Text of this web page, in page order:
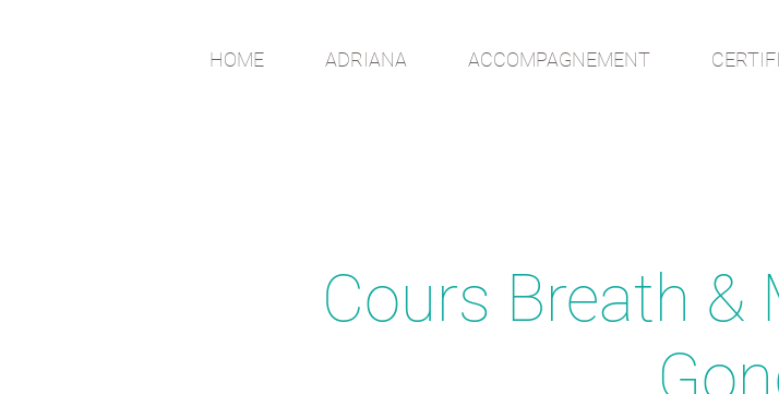
HOME ADRIANA ACCOMPAGNEMENT
Cours Breath &